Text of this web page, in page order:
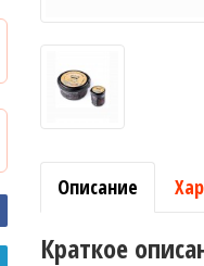
Описание
Краткое